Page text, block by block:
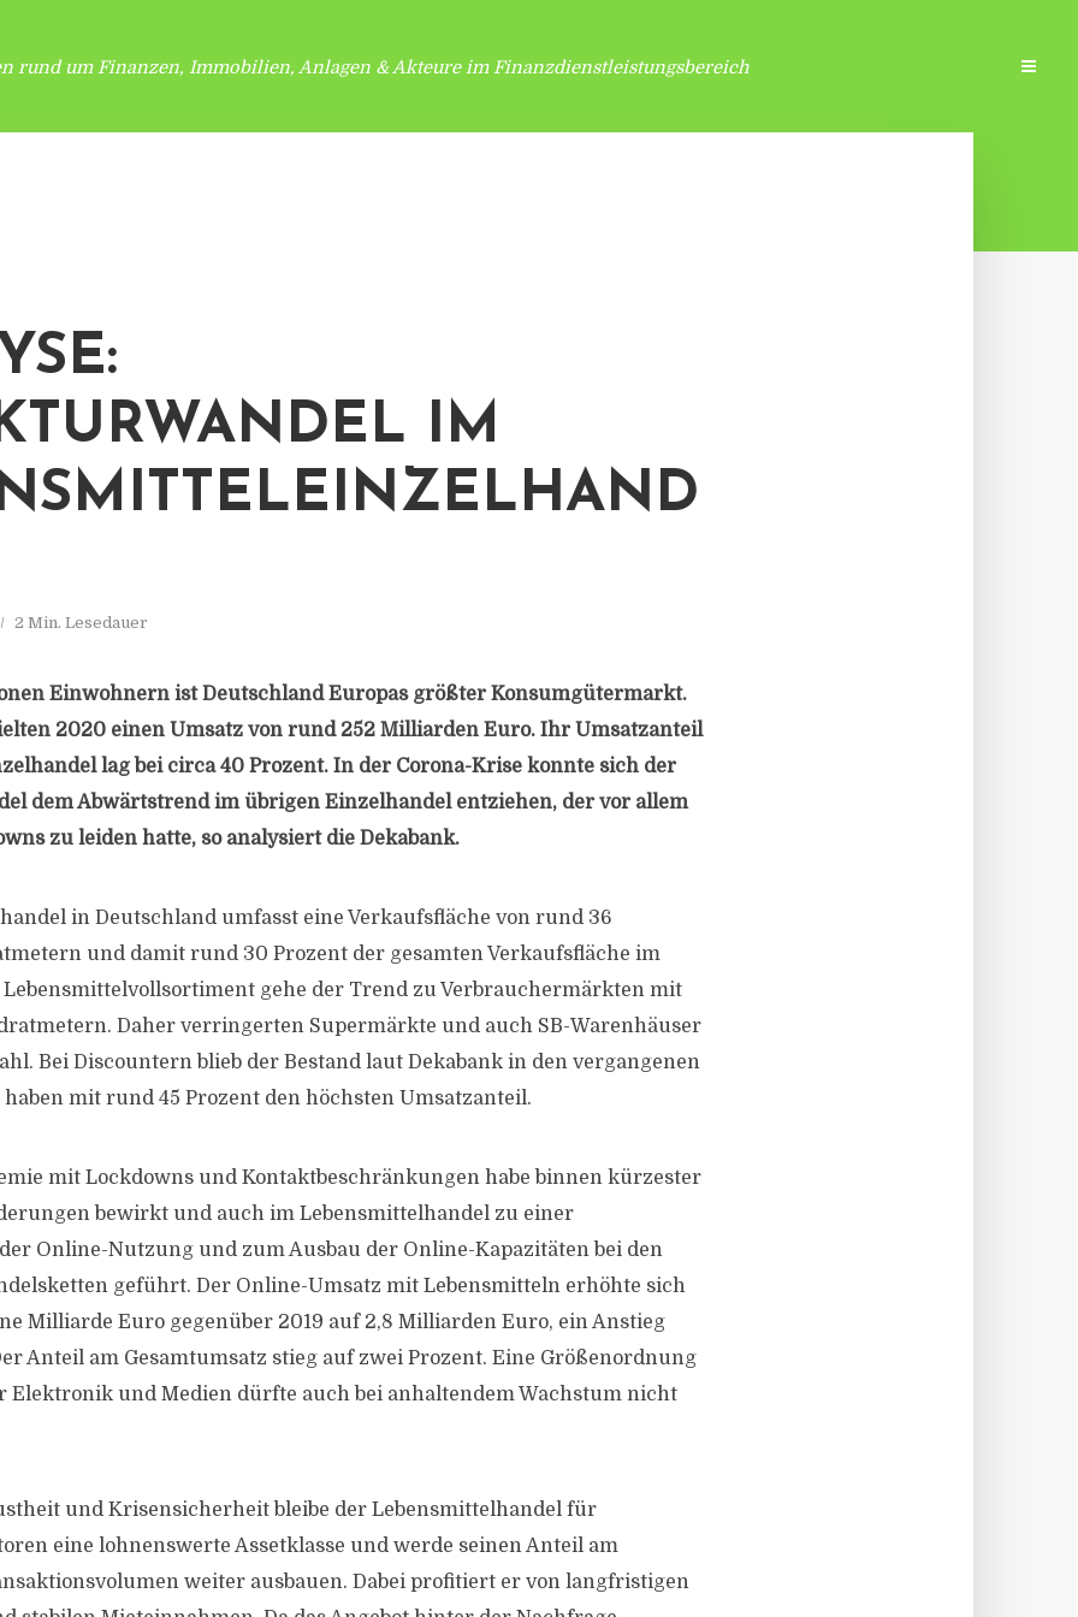
rund um Finanzen, Immobilien, Anlagen & Akteure im Finanzdienstleistungsbereich
IM
2 Min. Lesedauer
Einwohnern ist Deutschland Europas größter Konsumgütermarkt.
2020 einen Umsatz von rund 252 Milliarden Euro. Ihr Umsatzanteil
lag bei circa 40 Prozent. In der Corona-Krise konnte sich der
dem Abwärtstrend im übrigen Einzelhandel entziehen, der vor allem
zu leiden hatte, so analysiert die Dekabank.
in Deutschland umfasst eine Verkaufsfläche von rund 36
und damit rund 30 Prozent der gesamten Verkaufsfläche im
gehe der Trend zu Verbrauchermärkten mit
Daher verringerten Supermärkte und auch SB-Warenhäuser
Bei Discountern blieb der Bestand laut Dekabank in den vergangenen
mit rund 45 Prozent den höchsten Umsatzanteil.
mit Lockdowns und Kontaktbeschränkungen habe binnen kürzester
bewirkt und auch im Lebensmittelhandel zu einer
Online-Nutzung und zum Ausbau der Online-Kapazitäten bei den
geführt. Der Online-Umsatz mit Lebensmitteln erhöhte sich
Milliarde Euro gegenüber 2019 auf 2,8 Milliarden Euro, ein Anstieg
Anteil am Gesamtumsatz stieg auf zwei Prozent. Eine Größenordnung
Elektronik und Medien dürfte auch bei anhaltendem Wachstum nicht
und Krisensicherheit bleibe der Lebensmittelhandel für
eine lohnenswerte Assetklasse und werde seinen Anteil am
weiter ausbauen. Dabei profitiert er von langfristigen